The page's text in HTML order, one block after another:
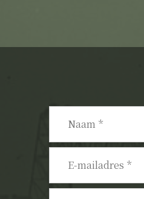
Naam *
E-
mailadres *
Telefoonnummer